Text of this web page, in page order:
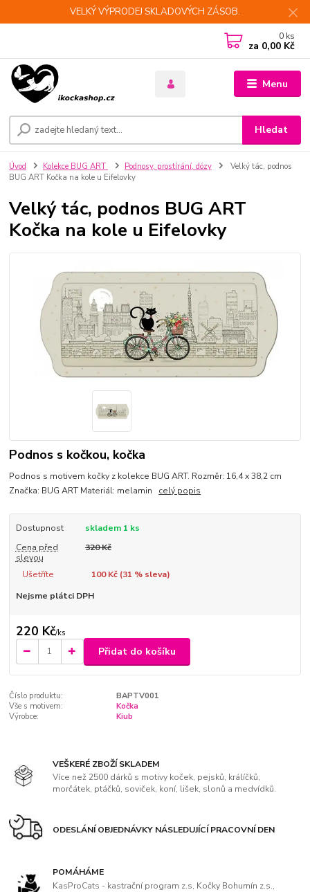
VELKÝ VÝPRODEJ SKLADOVÝCH ZÁSOB.
Menu
Hledat
0 ks
za 0,00 Kč
Úvod Kolekce BUG ART Podnosy, prostírání, dózy
Velký tác, podnos
BUG ART Kočka na kole u Eifelovky
Velký tác, podnos BUG ART
Kočka na kole u Eifelovky
Podnos s kočkou, kočka
Podnos s motivem kočky z kolekce BUG ART. Rozměr: 16,4 x 38,2 cm
Značka: BUG ART Materiál: melamin celý popis
Dostupnost
skladem 1 ks
Cena před
slevou
320 Kč
Ušetříte 100 Kč (31 % sleva)
Nejsme plátci DPH
220 Kč/ks
Přidat do košíku
Číslo produktu:
BAPTV001
Vše s motivem:
Kočka
Výrobce:
Kiub
VEŠKERÉ ZBOŽÍ SKLADEM
Více než 2500 dárků s motivy koček, pejsků, králíčků,
morčátek, ptáčků, soviček, koní, lišek, slonů a medvídků.
ODESLÁNÍ OBJEDNÁVKY NÁSLEDUJÍCÍ PRACOVNÍ DEN
POMÁHÁME
KasProCats - kastrační program z.s, Kočky Bohumín z.s.,